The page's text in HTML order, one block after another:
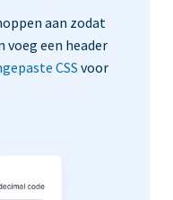
aan zodat
voeg een header
CSSvoor